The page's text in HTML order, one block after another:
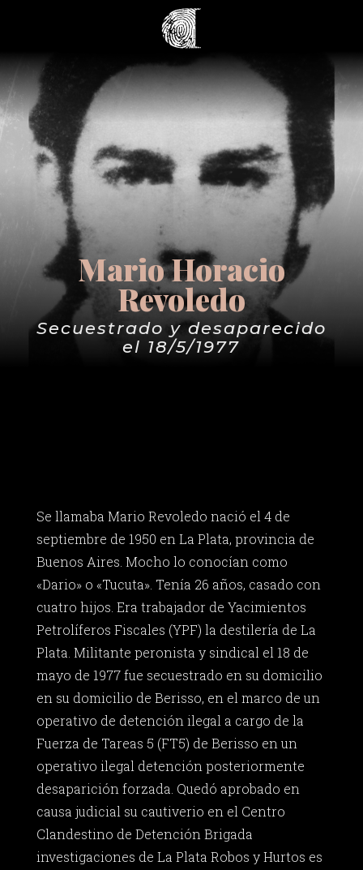
Mario Horacio
Revoledo
Secuestrado y desaparecido
el 18/5/1977
Se llamaba Mario Revoledo nació el 4 de
septiembre de 1950 en La Plata, provincia de
Buenos Aires. Mocho lo conocían como
«Dario» o «Tucuta». Tenía 26 años, casado con
cuatro hijos. Era trabajador de Yacimientos
Petrolíferos Fiscales (YPF) la destilería de La
Plata. Militante peronista y sindical el 18 de
mayo de 1977 fue secuestrado en su domicilio
en su domicilio de Berisso, en el marco de un
operativo de detención ilegal a cargo de la
Fuerza de Tareas 5 (FT5) de Berisso en un
operativo ilegal detención posteriormente
desaparición forzada. Quedó aprobado en
causa judicial su cautiverio en el Centro
Clandestino de Detención Brigada
investigaciones de La Plata Robos y Hurtos es